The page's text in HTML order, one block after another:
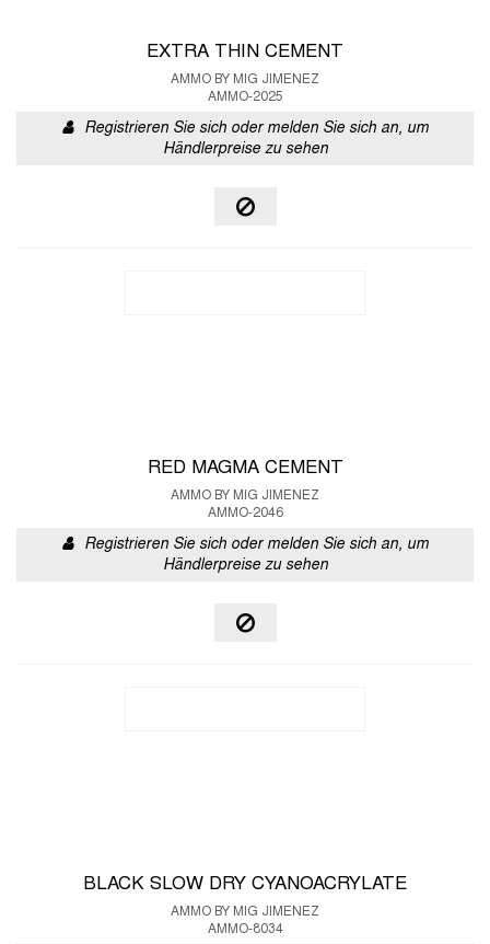
EXTRA THIN CEMENT
AMMO BY MIG JIMENEZ
AMMO-2025
Registrieren Sie sich oder melden Sie sich an, um
Händlerpreise zu sehen
RED MAGMA CEMENT
AMMO BY MIG JIMENEZ
AMMO-2046
Registrieren Sie sich oder melden Sie sich an, um
Händlerpreise zu sehen
BLACK SLOW DRY CYANOACRYLATE
AMMO BY MIG JIMENEZ
AMMO-8034